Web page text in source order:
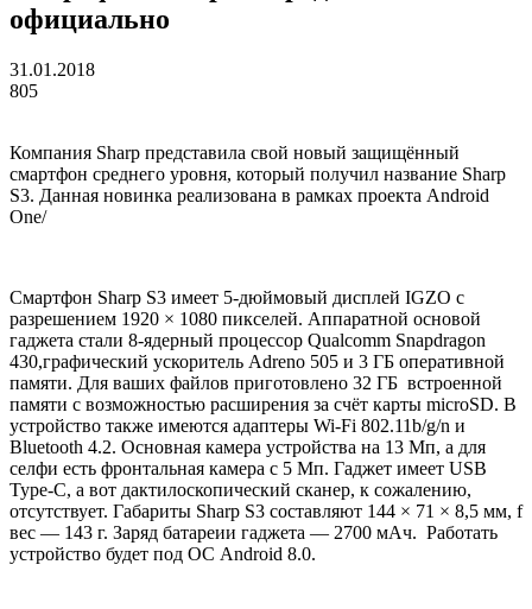
официально
31.01.2018
805
Компания Sharp представила свой новый защищённый
смартфон среднего уровня, который получил название Sharp
S3. Данная новинка реализована в рамках проекта Android
One/
Смартфон Sharp S3 имеет 5-дюймовый дисплей IGZO с
разрешением 1920 × 1080 пикселей. Аппаратной основой
гаджета стали 8-ядерный процессор Qualcomm Snapdragon
430,графический ускоритель Adreno 505 и 3 ГБ оперативной
памяти. Для ваших файлов приготовлено 32 ГБ встроенной
памяти с возможностью расширения за счёт карты microSD. В
устройство также имеются адаптеры Wi-Fi 802.11b/g/n и
Bluetooth 4.2. Основная камера устройства на 13 Мп, а для
селфи есть фронтальная камера с 5 Мп. Гаджет имеет USB
Type-C, а вот дактилоскопический сканер, к сожалению,
отсутствует. Габариты Sharp S3 составляют 144 × 71 × 8,5 мм, f
вес — 143 г. Заряд батареии гаджета — 2700 мАч. Работать
устройство будет под ОС Android 8.0.